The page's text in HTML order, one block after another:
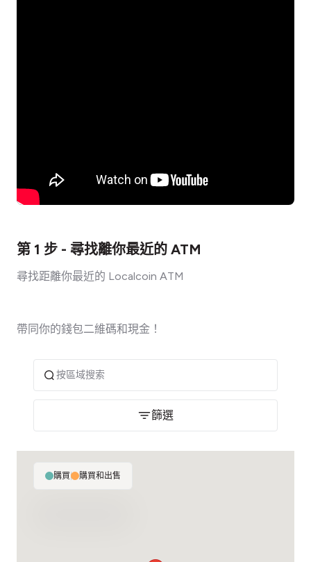
第 1 步 - 尋找離你最近的 ATM
尋找距離你最近的 Localcoin ATM
帶同你的錢包二維碼和現金！
篩選
購買| 購買和出售